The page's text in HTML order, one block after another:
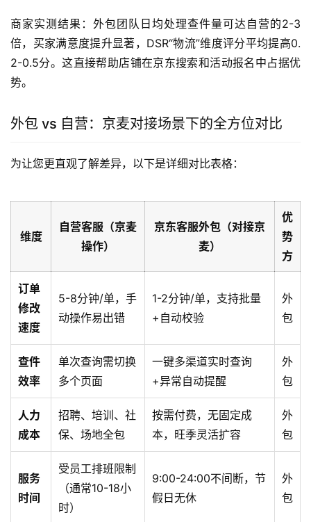
商家实测结果：外包团队日均处理查件量可达自营的2-3
倍，买家满意度提升显著，DSR“物流”维度评分平均提高0.
2-0.5分。这直接帮助店铺在京东搜索和活动报名中占据优
势。
外包 vs 自营：京麦对接场景下的全方位对比
为让您更直观了解差异，以下是详细对比表格：
维度
自营客服（京麦
操作）
京东客服外包（对接京
麦）
优
势
方
订单
修改
速度
5-8分钟/单，手
动操作易出错
1-2分钟/单，支持批量
+自动校验
外
包
查件
效率
单次查询需切换
多个页面
一键多渠道实时查询
+异常自动提醒
外
包
人力
成本
招聘、培训、社
保、场地全包
按需付费，无固定成
本，旺季灵活扩容
外
包
服务
时间
受员工排班限制
（通常10-18小
时）
9:00-24:00不间断，节
假日无休
外
包